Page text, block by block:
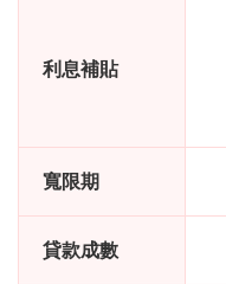
利息補貼
寬限期
貸款成數